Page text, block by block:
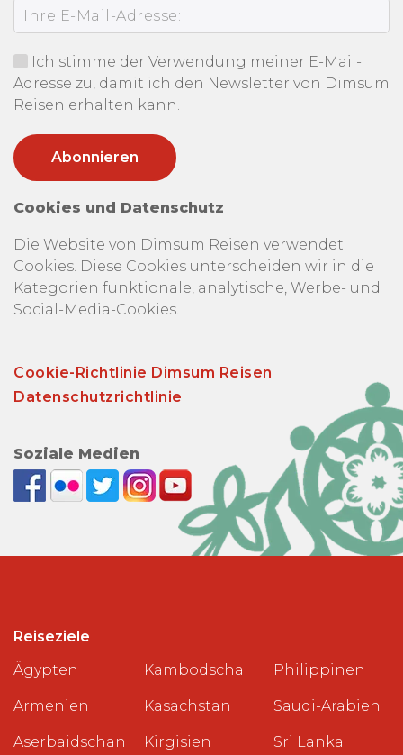
Ich stimme der Verwendung meiner E-Mail-
Adresse zu, damit ich den Newsletter von Dimsum
Reisen erhalten kann.
Cookies und Datenschutz
Die Website von Dimsum Reisen verwendet
Cookies. Diese Cookies unterscheiden wir in die
Kategorien funktionale, analytische, Werbe- und
Social-Media-Cookies.
Cookie-Richtlinie Dimsum Reisen
Datenschutzrichtlinie
Soziale Medien
Reiseziele
Ägypten
Armenien
Aserbaidschan
Kambodscha
Kasachstan
Kirgisien
Philippinen
Saudi-Arabien
Sri Lanka